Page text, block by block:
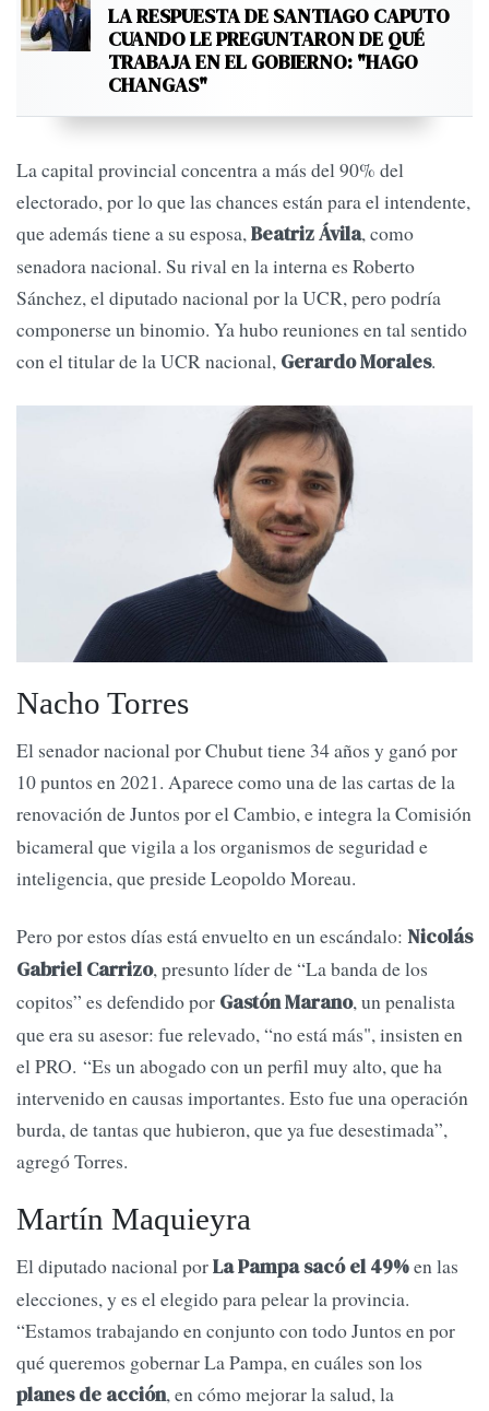
LA RESPUESTA DE SANTIAGO CAPUTO
CUANDO LE PREGUNTARON DE QUÉ
TRABAJA EN EL GOBIERNO: "HAGO
CHANGAS"
La capital provincial concentra a más del 90% del
electorado, por lo que las chances están para el intendente,
que además tiene a su esposa,Beatriz Ávila, como
senadora nacional. Su rival en la interna es Roberto
Sánchez, el diputado nacional por la UCR, pero podría
componerse un binomio. Ya hubo reuniones en tal sentido
con el titular de la UCR nacional, Gerardo Morales.
Nacho Torres
El senador nacional por Chubut tiene 34 años y ganó por
10 puntos en 2021. Aparece como una de las cartas de la
renovación de Juntos por el Cambio, e integra laComisión
bicameral que vigila a los organismos de seguridad e
inteligencia, que preside Leopoldo Moreau.
Pero por estos días está envuelto en un escándalo: Nicolás
Gabriel Carrizo, presunto líder de “La banda de los
copitos” es defendido por Gastón Marano, un penalista
que era su asesor: fue relevado, “no está más", insisten en
el PRO. “Es un abogado con un perfil muy alto, que ha
intervenido en causas importantes. Esto fue una operación
burda, de tantas que hubieron, que ya fue desestimada”,
agregó Torres.
Martín Maquieyra
El diputado nacional porLa Pampa sacó el 49%en las
elecciones, y es el elegido para pelear la provincia.
“Estamos trabajando en conjunto con todo Juntos en por
qué queremos gobernar La Pampa, en cuáles son los
planes de acción, en cómo mejorar la salud, la